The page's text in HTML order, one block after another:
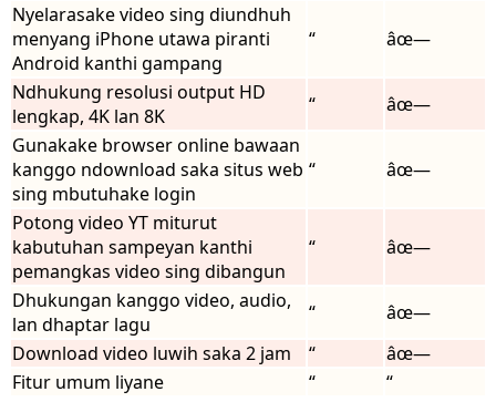
Nyelarasake video sing diundhuh
menyang iPhone utawa piranti
Android kanthi gampang
“ âœ—
Ndhukung resolusi output HD
lengkap, 4K lan 8K
“
âœ—
Gunakake browser online bawaan
kanggo ndownload saka situs web
sing mbutuhake login
“ âœ—
Potong video YT miturut
kabutuhan sampeyan kanthi
pemangkas video sing dibangun
“ âœ—
Dhukungan kanggo video, audio,
lan dhaptar lagu
“
âœ—
Download video luwih saka 2 jam
“
âœ—
Fitur umum liyane
“ “